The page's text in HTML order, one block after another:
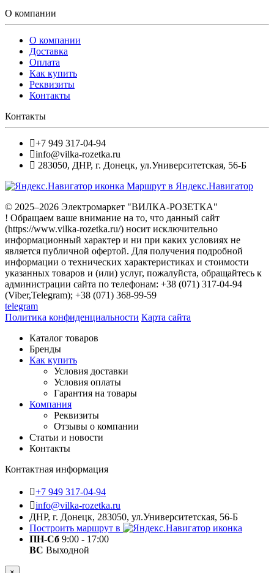
О компании
О компании
Доставка
Оплата
Как купить
Реквизиты
Контакты
Контакты
+7 949 317-04-94
info@vilka-rozetka.ru
283050, ДНР, г. Донецк, ул.Университетская, 56-Б
Маршрут в Яндекс.Навигатор
© 2025–2026 Электромаркет "ВИЛКА-РОЗЕТКА"
! Обращаем ваше внимание на то, что данный сайт
(https://www.vilka-rozetka.ru/) носит исключительно
информационный характер и ни при каких условиях не
является публичной офертой. Для получения подробной
информации о технических характеристиках и стоимости
указанных товаров и (или) услуг, пожалуйста, обращайтесь к
администрации сайта по телефонам: +38 (071) 317-04-94
(Viber,Telegram); +38 (071) 368-99-59
telegram
Политика конфиденциальности Карта сайта
Каталог товаров
Бренды
Как купить
Условия доставки
Условия оплаты
Гарантия на товары
Компания
Реквизиты
Отзывы о компании
Статьи и новости
Контакты
Контактная информация
+7 949 317-04-94
info@vilka-rozetka.ru
ДНР, г. Донецк, 283050, ул.Университетская, 56-Б
Построить маршрут в
ПН-Сб 9:00 - 17:00
ВС Выходной